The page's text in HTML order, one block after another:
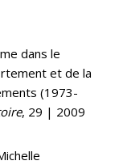
dans le
et de la
(1973-
, 29 | 2009